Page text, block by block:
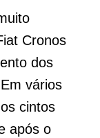
Cronos
dos
vários
cintos
após o